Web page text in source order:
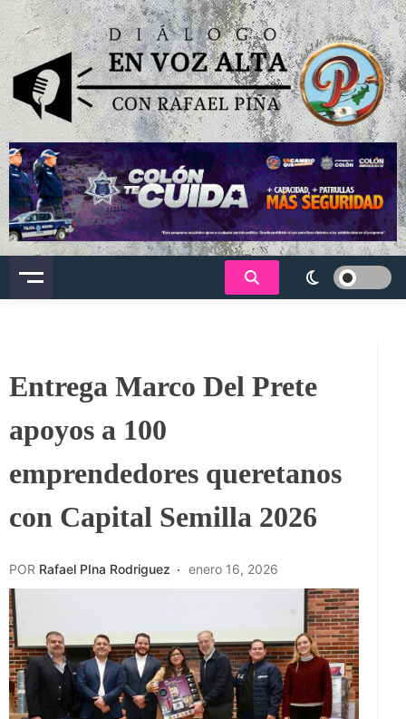
Saltar
al
contenido
Dialogo en voz alta
Entrega Marco Del Prete
apoyos a 100
emprendedores queretanos
con Capital Semilla 2026
POR Rafael PIna Rodriguez enero 16, 2026